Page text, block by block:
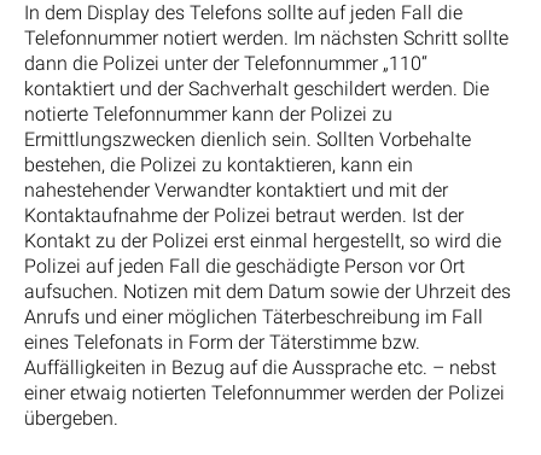
In dem Display des Telefons sollte auf jeden Fall die
Telefonnummer notiert werden. Im nächsten Schritt sollte
dann die Polizei unter der Telefonnummer „110“
kontaktiert und der Sachverhalt geschildert werden. Die
notierte Telefonnummer kann der Polizei zu
Ermittlungszwecken dienlich sein. Sollten Vorbehalte
bestehen, die Polizei zu kontaktieren, kann ein
nahestehender Verwandter kontaktiert und mit der
Kontaktaufnahme der Polizei betraut werden. Ist der
Kontakt zu der Polizei erst einmal hergestellt, so wird die
Polizei auf jeden Fall die geschädigte Person vor Ort
aufsuchen. Notizen mit dem Datum sowie der Uhrzeit des
Anrufs und einer möglichen Täterbeschreibung im Fall
eines Telefonats in Form der Täterstimme bzw.
Auffälligkeiten in Bezug auf die Aussprache etc. – nebst
einer etwaig notierten Telefonnummer werden der Polizei
übergeben.